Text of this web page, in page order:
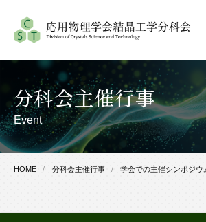
Event
分科会主催行事
HOME 分科会主催行事 学会での主催シンポジウ